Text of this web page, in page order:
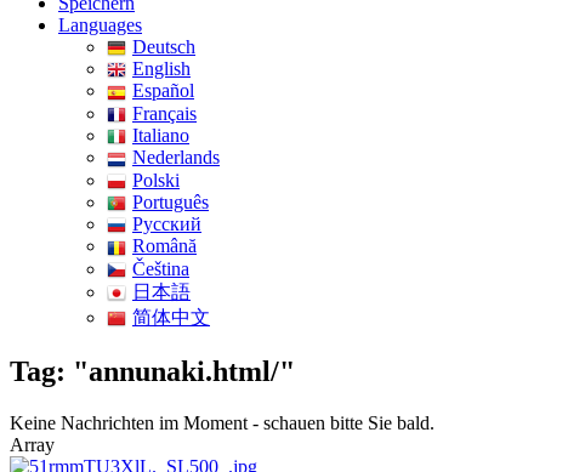
Languages
Deutsch
English
Español
Français
Italiano
Nederlands
Polski
Português
Pусский
Română
Čeština
日本語
简体中文
Tag: "annunaki.html/"
Keine Nachrichten im Moment - schauen bitte Sie bald.
Array